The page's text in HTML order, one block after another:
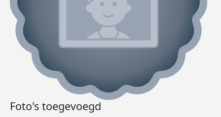
Foto's toegevoegd